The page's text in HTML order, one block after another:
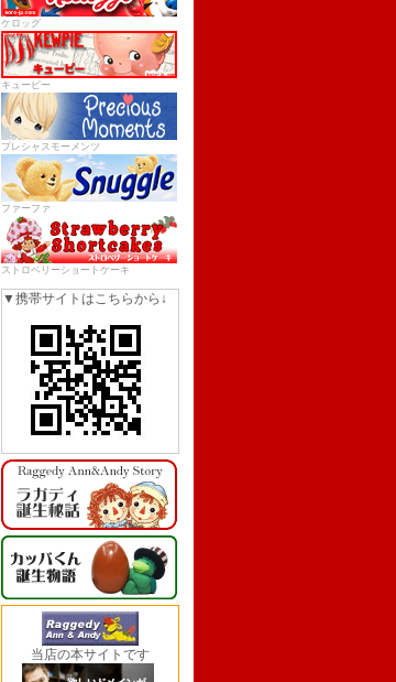
ケロッグ
キューピー
プレシャスモーメンツ
ファーファ
ストロベリーショートケーキ
▼携帯サイトはこちらから↓
当店の本サイトです